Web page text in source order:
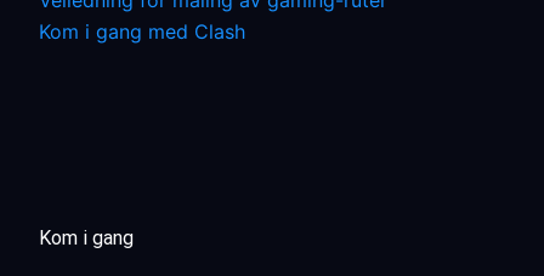
Kom i gang med Clash
Kom i gang